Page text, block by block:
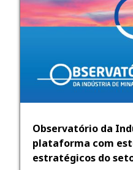
Observatório da
plataforma com
estratégicos do